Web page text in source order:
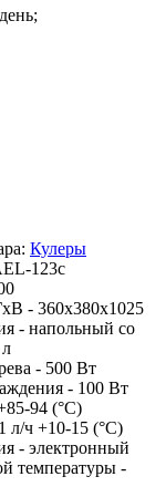
Кулеры
123c
- 360х380х1025
- напольный со
- 500 Вт
- 100 Вт
94 (°С)
л/ч +10-15 (°С)
- электронный
температуры -